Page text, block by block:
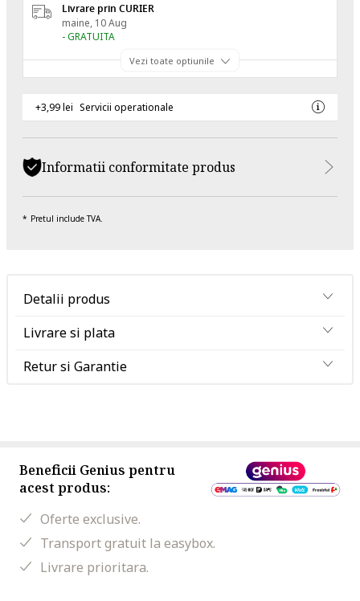
Livrare prin CURIER
maine, 10 Aug
- GRATUITA
Vezi toate optiunile
+3,99 lei Servicii operationale
Informatii conformitate produs
Pretul include TVA.
Detalii produs
Livrare si plata
Retur si Garantie
Beneficii Genius pentru
acest produs:
Oferte exclusive.
Transport gratuit la easybox.
Livrare prioritara.